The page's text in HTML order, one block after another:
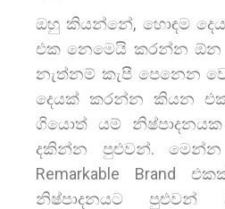
ඔහු කියන්නේ, හොඳම
එක නෙමෙයි කරන්න ඕන
නැත්නම් කැපී පෙනෙන
දෙයක් කරන්න කියන
ගියොත් යම් නිෂ්පාදනයක
දකින්න පුළුවන්. මෙන්න
Remarkable Brand
නිෂ්පාදනයට